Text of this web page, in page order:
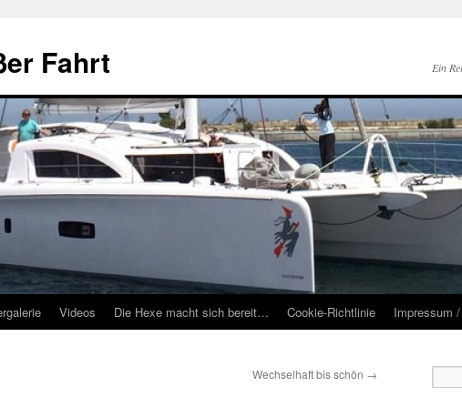
Fahrt Ein
Videos Die Hexe macht sich bereit… Cookie-Richtlinie Impressum
Wechselhaft bis schön →